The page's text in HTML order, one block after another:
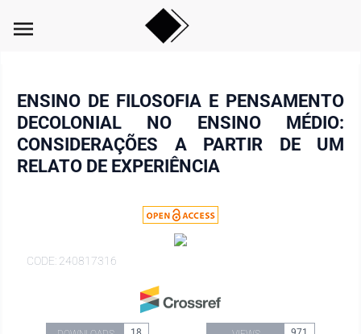
menu
ENSINO DE FILOSOFIA E PENSAMENTO
DECOLONIAL NO ENSINO MÉDIO:
CONSIDERAÇÕES A PARTIR DE UM
RELATO DE EXPERIÊNCIA
CODE: 240817316